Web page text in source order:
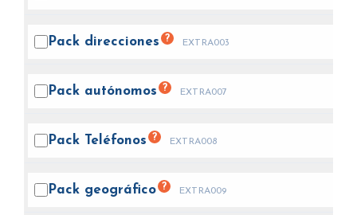
Pack direcciones ? EXTRA003
Pack autónomos ? EXTRA007
Pack Teléfonos ? EXTRA008
Pack geográfico ? EXTRA009